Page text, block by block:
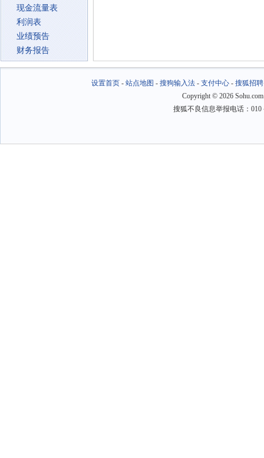
现金流量表
利润表
业绩预告
财务报告
设置首页- 站点地图 - 搜狗输入法- 支付中心- 搜狐招聘
Copyright © 2026
搜狐不良信息举报电话：010